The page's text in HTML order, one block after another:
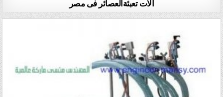
الات تعبئةالعصائر فى مصر